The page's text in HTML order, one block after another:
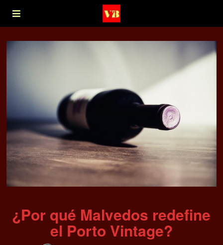
¿Por qué Malvedos redefine
el Porto Vintage?